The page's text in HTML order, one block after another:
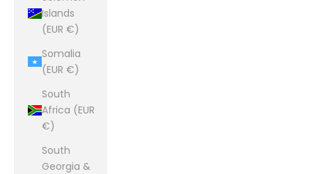
Islands
(EUR €)
Somalia
(EUR €)
South
Africa (EUR
€)
South
Georgia &